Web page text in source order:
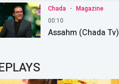
Chada - Magazine
00:10
Assahm (Chada Tv)